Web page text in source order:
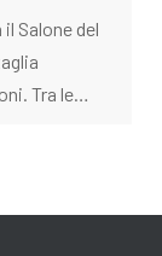
il Salone del
Tra le…